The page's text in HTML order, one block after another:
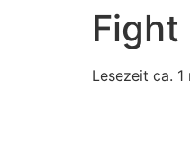
Lesezeit ca. 1